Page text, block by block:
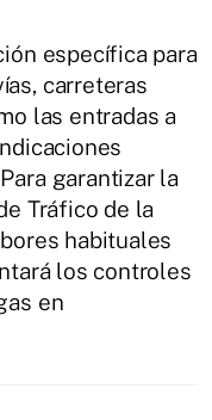
específica para
carreteras
las entradas a
garantizar la
Tráfico de la
habituales
los controles
en